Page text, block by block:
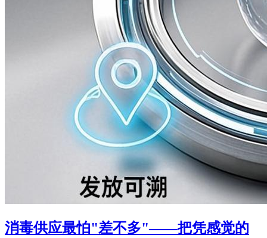
消毒供应最怕"差不多"——把凭感觉的